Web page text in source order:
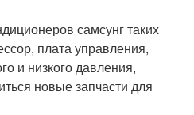
самсунг таких
плата управления,
и низкого давления,
новые запчасти для